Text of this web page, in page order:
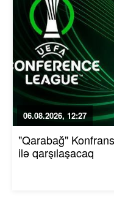
06.08.2026, 12:27
"Qarabağ"
ilə qarşılaşacaq